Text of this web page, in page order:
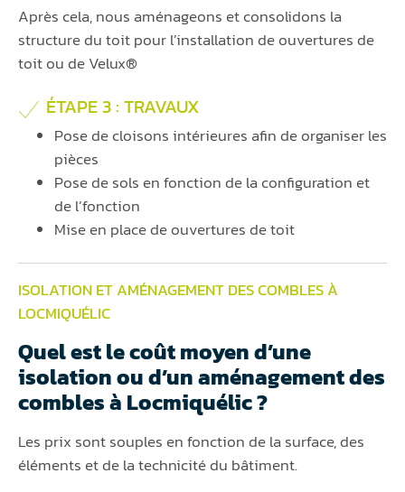
Après cela, nous aménageons et consolidons la
structure du toit pour l’installation de ouvertures de
toit ou de Velux®
ÉTAPE 3 : TRAVAUX
Pose de cloisons intérieures afin de organiser les
pièces
Pose de sols en fonction de la configuration et
de l’fonction
Mise en place de ouvertures de toit
ISOLATION ET AMÉNAGEMENT DES COMBLES À
LOCMIQUÉLIC
Quel est le coût moyen d’une
isolation ou d’un aménagement des
combles à Locmiquélic ?
Les prix sont souples en fonction de la surface, des
éléments et de la technicité du bâtiment.